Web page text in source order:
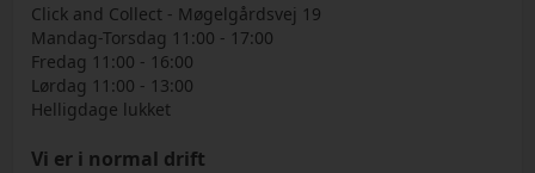
Click and Collect - Møgelgårdsvej 19
Mandag-Torsdag 11:00 - 17:00
Fredag 11:00 - 16:00
Lørdag 11:00 - 13:00
Helligdage lukket
Vi er i normal drift